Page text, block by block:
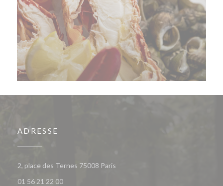
ADRESSE
2, place des Ternes 75008 Paris
01 56 21 22 00